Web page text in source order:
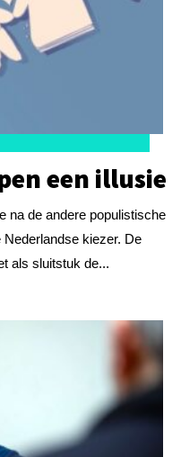
een illusie
na de andere populistische
kiezer. De
als sluitstuk de...